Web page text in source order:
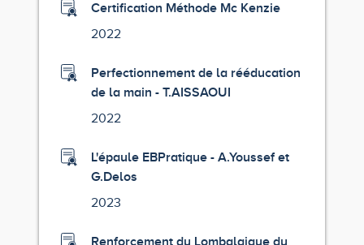
Certification Méthode Mc Kenzie
2022
Perfectionnement de la rééducation
de la main - T.AISSAOUI
2022
L'épaule EBPratique - A.Youssef et
G.Delos
2023
Renforcement du Lombalgique du